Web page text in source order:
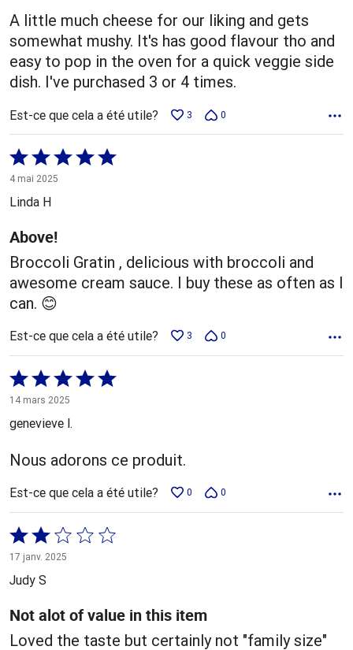
A little much cheese for our liking and gets
somewhat mushy. It's has good flavour tho and
easy to pop in the oven for a quick veggie side
dish. I've purchased 3 or 4 times.
Est-ce que cela a été utile? 3 0
Coté
5 sur
5
4 mai 2025
Linda H
Above!
Broccoli Gratin , delicious with broccoli and
awesome cream sauce. I buy these as often as I
can. 😊
Est-ce que cela a été utile? 3 0
Coté
5 sur
14 mars 2025
genevieve l.
Nous adorons ce produit.
Est-ce que cela a été utile? 0 0
Coté
2 sur
5
17 janv. 2025
Judy S
Not alot of value in this item
Loved the taste but certainly not "family size"